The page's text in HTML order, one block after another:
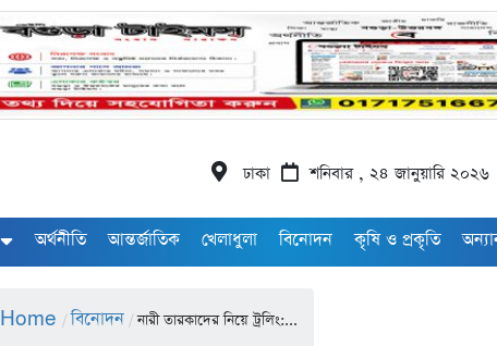
ঢাকা শনিবার , ২৪ জানুয়ারি ২০২৬
অর্থনীতি আন্তর্জাতিক খেলাধুলা বিনোদন কৃষি ও প্রকৃতি
Home / বিনোদন / নারী তারকাদের নিয়ে ট্রলিং:...